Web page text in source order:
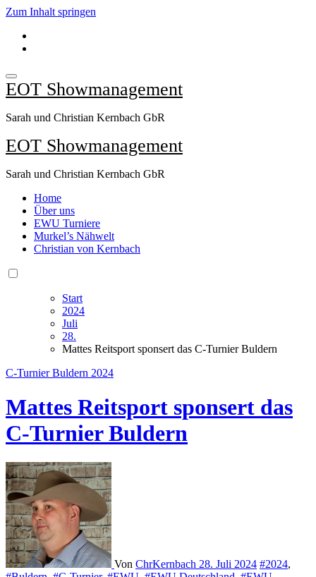
Zum Inhalt springen
EOT Showmanagement
Sarah und Christian Kernbach GbR
EOT Showmanagement
Sarah und Christian Kernbach GbR
Home
Über uns
EWU Turniere
Murkel’s Nähwelt
Christian von Kernbach
Start
2024
Juli
28.
Mattes Reitsport sponsert das C-Turnier Buldern
C-Turnier Buldern 2024
Mattes Reitsport sponsert das
C-Turnier Buldern
Von ChrKernbach 28. Juli 2024 #2024,